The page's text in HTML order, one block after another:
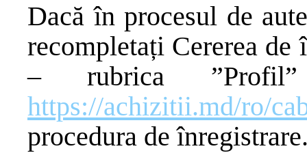
Dacă în procesul de
recompletați Cererea de
– rubrica
https://achizitii.md/ro/
procedura de